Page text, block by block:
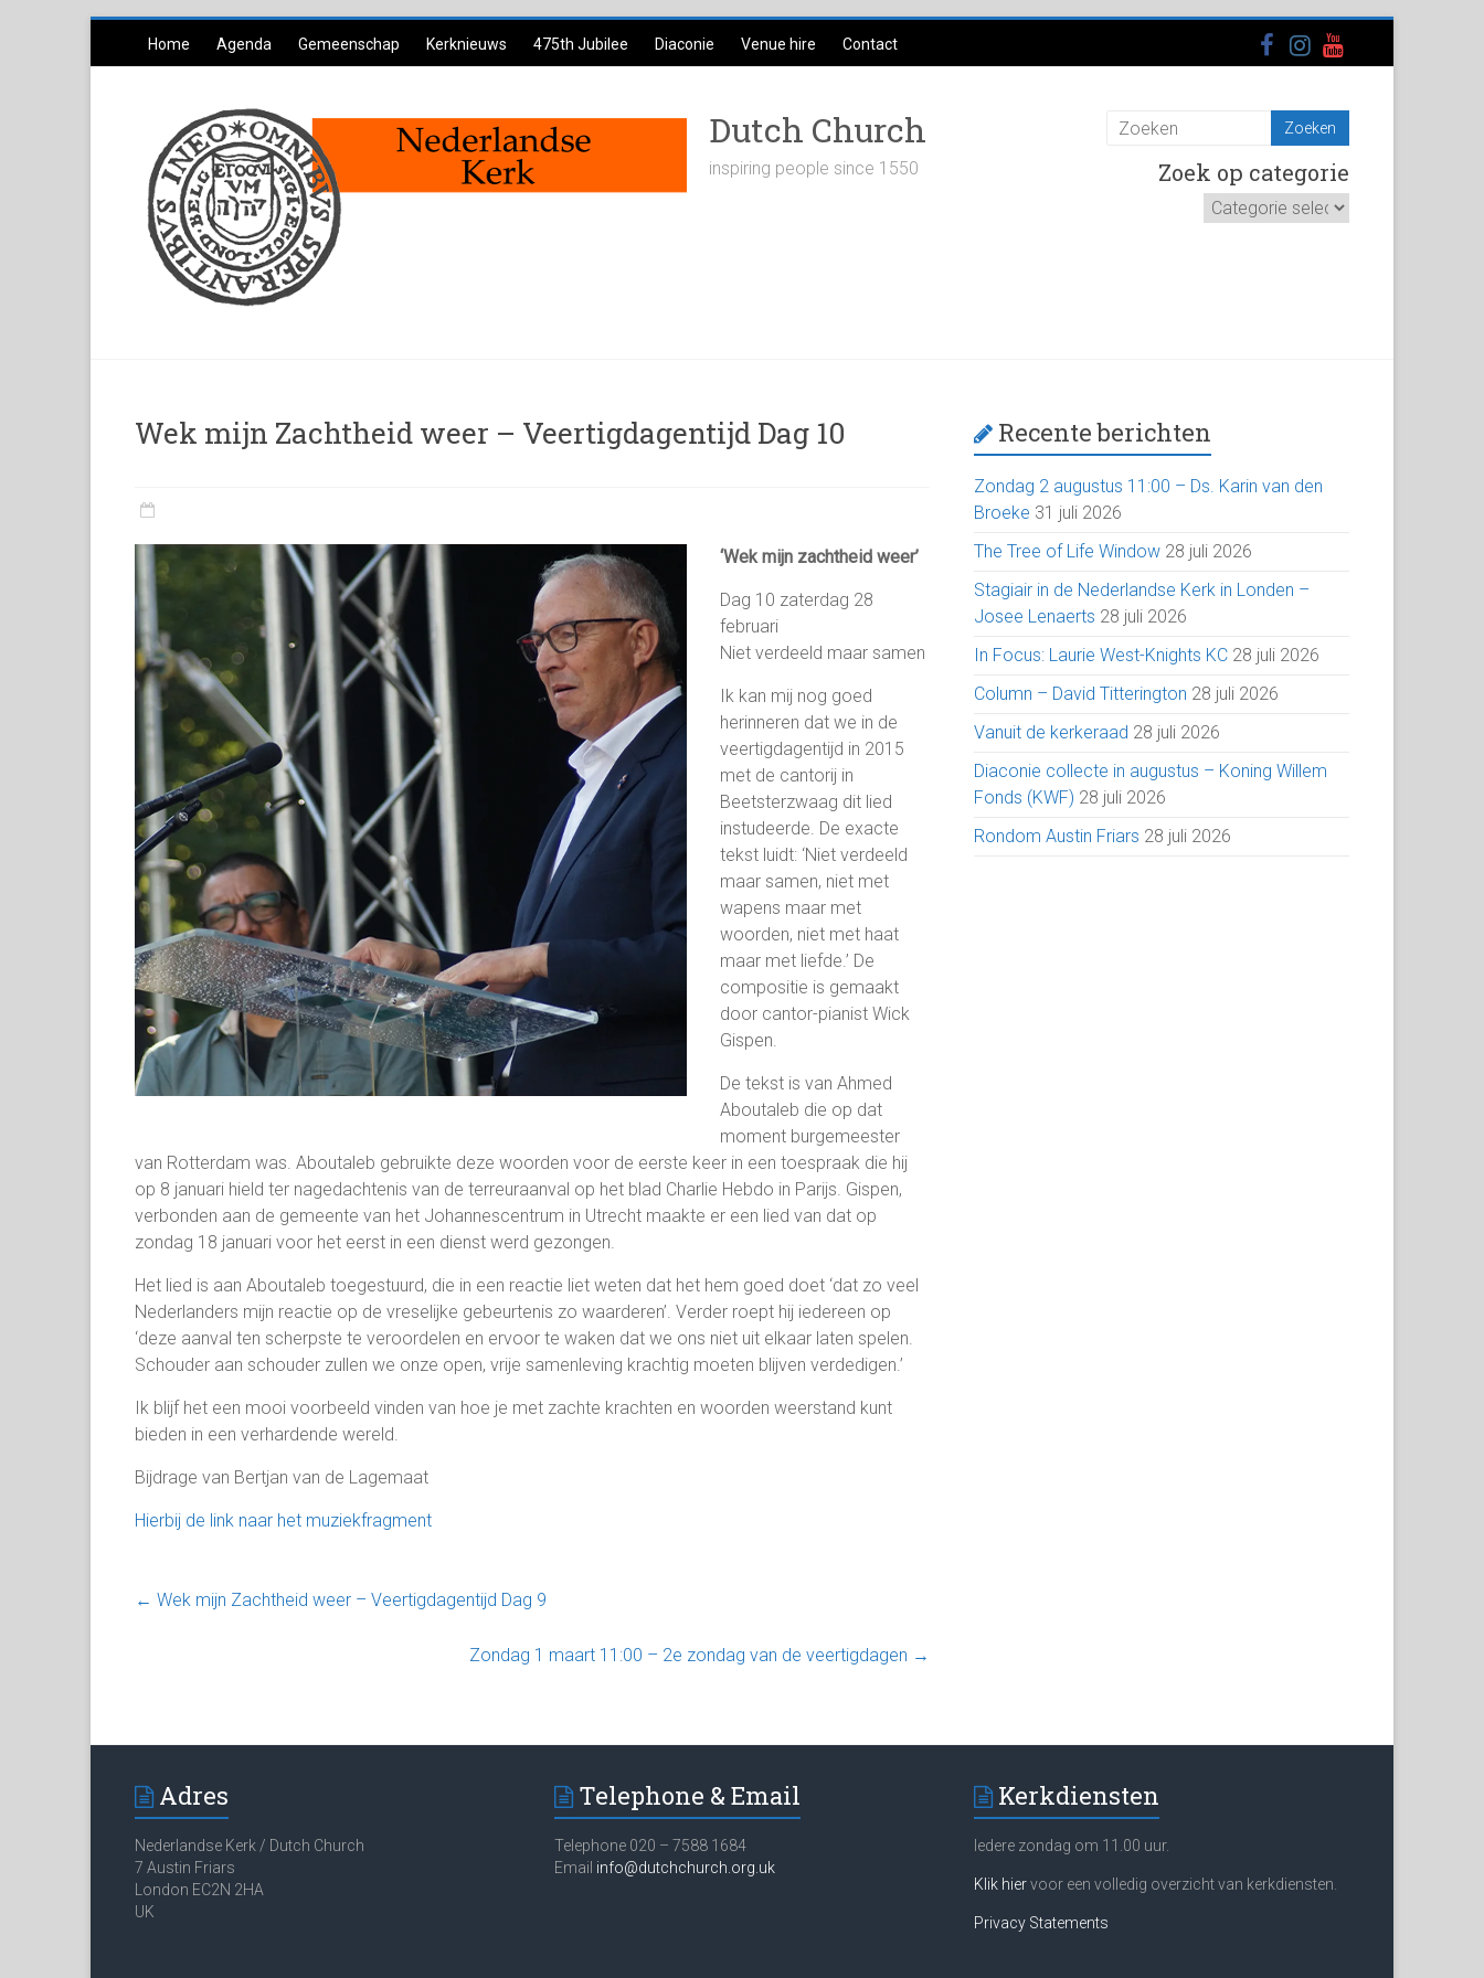
inhoud
Home Agenda Gemeenschap Kerknieuws 475th Jubilee Diaconie Venue hire Contact
Dutch Church
inspiring people since 1550 Zoek op categorie
Zoek
op
Wek mijn Zachtheid weer – Veertigdagentijd Dag 10
‘Wek mijn zachtheid weer’
Dag 10 zaterdag 28
februari
Niet verdeeld maar samen
Ik kan mij nog goed
herinneren dat we in de
veertigdagentijd in 2015
met de cantorij in
Beetsterzwaag dit lied
instudeerde. De exacte
tekst luidt: ‘Niet verdeeld
maar samen, niet met
wapens maar met
woorden, niet met haat
maar met liefde.’ De
compositie is gemaakt
door cantor-pianist Wick
Gispen.
De tekst is van Ahmed
Aboutaleb die op dat
moment burgemeester
van Rotterdam was. Aboutaleb gebruikte deze woorden voor de eerste keer in een toespraak die hij
op 8 januari hield ter nagedachtenis van de terreuraanval op het blad Charlie Hebdo in Parijs. Gispen,
verbonden aan de gemeente van het Johannescentrum in Utrecht maakte er een lied van dat op
zondag 18 januari voor het eerst in een dienst werd gezongen.
Het lied is aan Aboutaleb toegestuurd, die in een reactie liet weten dat het hem goed doet ‘dat zo veel
Nederlanders mijn reactie op de vreselijke gebeurtenis zo waarderen’. Verder roept hij iedereen op
‘deze aanval ten scherpste te veroordelen en ervoor te waken dat we ons niet uit elkaar laten spelen.
Schouder aan schouder zullen we onze open, vrije samenleving krachtig moeten blijven verdedigen.’
Ik blijf het een mooi voorbeeld vinden van hoe je met zachte krachten en woorden weerstand kunt
bieden in een verhardende wereld.
Bijdrage van Bertjan van de Lagemaat
Hierbij de link naar het muziekfragment
← Wek mijn Zachtheid weer – Veertigdagentijd Dag 9
Zondag 1 maart 11:00 – 2e zondag van de veertigdagen →
Recente berichten
Zondag 2 augustus 11:00 – Ds. Karin van den
Broeke 31 juli 2026
The Tree of Life Window 28 juli 2026
Stagiair in de Nederlandse Kerk in Londen –
Josee Lenaerts 28 juli 2026
In Focus: Laurie West-Knights KC 28 juli 2026
Column – David Titterington 28 juli 2026
Vanuit de kerkeraad 28 juli 2026
Diaconie collecte in augustus – Koning Willem
Fonds (KWF) 28 juli 2026
Rondom Austin Friars 28 juli 2026
Adres
Nederlandse Kerk / Dutch Church
7 Austin Friars
London EC2N 2HA
UK
Telephone & Email
Telephone 020 – 7588 1684
Email info@dutchchurch.org.uk
Kerkdiensten
Iedere zondag om 11.00 uur.
Klik hiervoor een volledig overzicht van kerkdiensten.
Privacy Statements